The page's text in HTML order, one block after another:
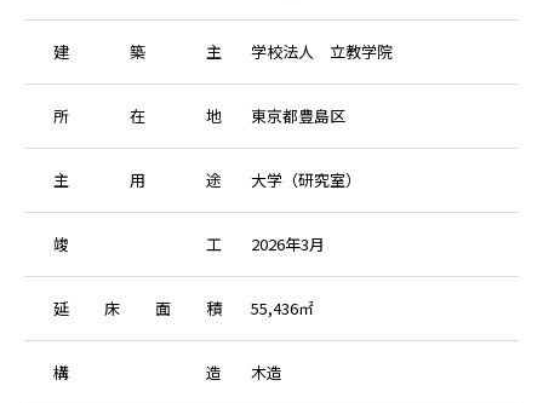
建 築 主 学校法人 立教学院
所 在 地 東京都豊島区
主 用 途 大学（研究室）
竣 工 2026年3月
延 床 面 積 55,436㎡
構 造 木造